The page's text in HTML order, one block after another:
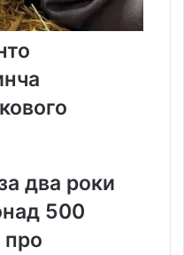
два роки
500
про